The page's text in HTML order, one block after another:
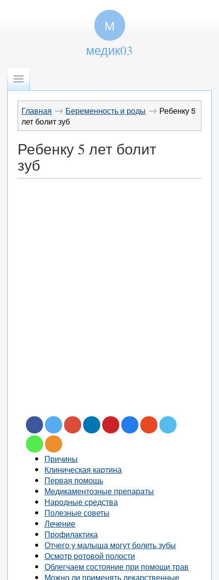
М
медик03
Главная → Беременность и роды → Ребенку 5
лет болит зуб
Ребенку 5 лет болит
зуб
Причины
Клиническая картина
Первая помощь
Медикаментозные препараты
Народные средства
Полезные советы
Лечение
Профилактика
Отчего у малыша могут болеть зубы
Осмотр ротовой полости
Облегчаем состояние при помощи трав
Можно ли применять лекарственные